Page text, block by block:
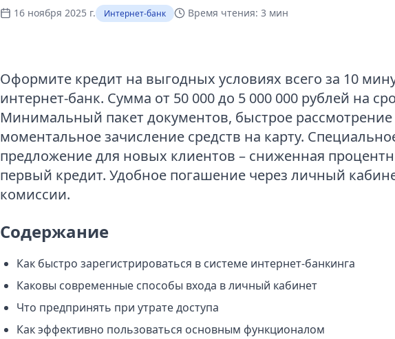
16 ноября 2025 г. Интернет-банк Время чтения: 3 мин
Оформите кредит на выгодных условиях всего за 10
интернет-банк. Сумма от 50 000 до 5 000 000 рублей на
Минимальный пакет документов, быстрое рассмотрение
моментальное зачисление средств на карту.
предложение для новых клиентов – сниженная
первый кредит. Удобное погашение через личный
комиссии.
Содержание
Как быстро зарегистрироваться в системе интернет-банкинга
Каковы современные способы входа в личный кабинет
Что предпринять при утрате доступа
Как эффективно пользоваться основным функционалом